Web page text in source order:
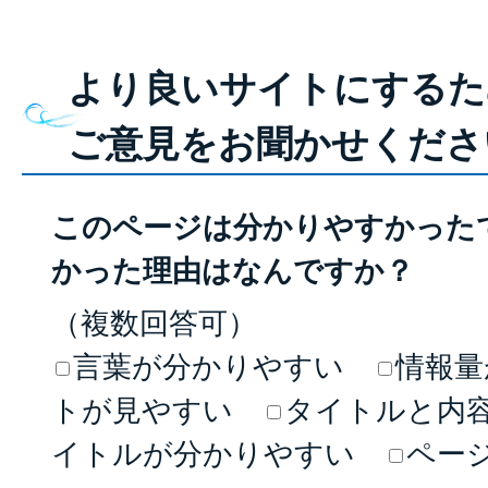
より良いサイトにする
ご意見をお聞かせくだ
このページは分かりやすかっ
かった理由はなんですか？
（複数回答可）
言葉が分かりやすい
情報
トが見やすい
タイトルと内
イトルが分かりやすい
ペー